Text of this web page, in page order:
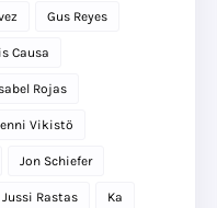
Gus Reyes
Causa
Rojas
Vikistö
Jon Schiefer
Jussi Rastas Ka